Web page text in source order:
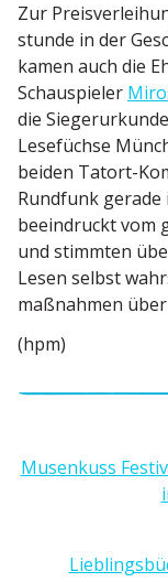
Zur
stunde in der
kamen auch die
Schau­spieler
die
Lesefüchse
beiden Tatort-
Rundfunk gerade
beein­druckt vom
und stimmten
Lesen selbst
maß­nahmen
(hpm)
e
Musenkuss